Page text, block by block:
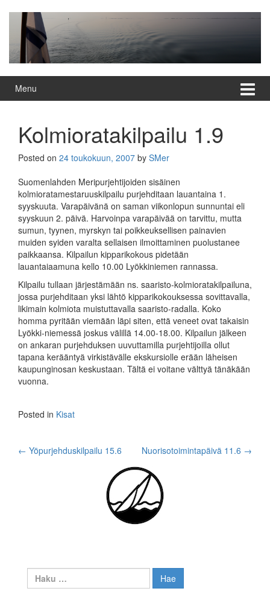
content
menu
Menu
Kolmioratakilpailu 1.9
Posted on 24 toukokuun, 2007 by SMer
Suomenlahden Meripurjehtijoiden sisäinen
kolmioratamestaruuskilpailu purjehditaan lauantaina 1.
syyskuuta. Varapäivänä on saman viikonlopun sunnuntai eli
syyskuun 2. päivä. Harvoinpa varapäivää on tarvittu, mutta
sumun, tyynen, myrskyn tai poikkeuksellisen painavien
muiden syiden varalta sellaisen ilmoittaminen puolustanee
paikkaansa. Kilpailun kipparikokous pidetään
lauantaiaamuna kello 10.00 Lyökkiniemen rannassa.
Kilpailu tullaan järjestämään ns. saaristo-kolmioratakilpailuna,
jossa purjehditaan yksi lähtö kipparikokouksessa sovittavalla,
likimain kolmiota muistuttavalla saaristo-radalla. Koko
homma pyritään viemään läpi siten, että veneet ovat takaisin
Lyökki-niemessä joskus välillä 14.00-18.00. Kilpailun jälkeen
on ankaran purjehduksen uuvuttamilla purjehtijoilla ollut
tapana kerääntyä virkistävälle ekskursiolle erään läheisen
kaupunginosan keskustaan. Tältä ei voitane välttyä tänäkään
vuonna.
Posted in Kisat
Post
navigation
← Yöpurjehduskilpailu 15.6 Nuorisotoimintapäivä 11.6 →
Haku: